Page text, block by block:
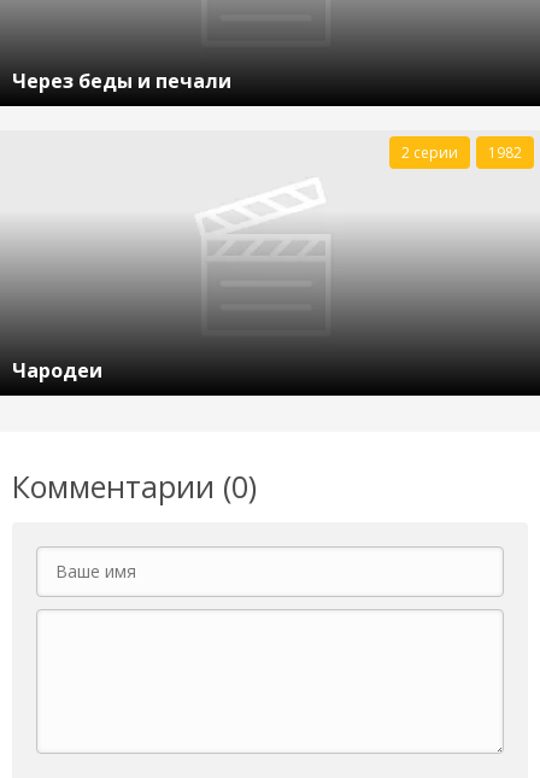
Через беды и печали
Чародеи
2 серии 1982
Комментарии (0)